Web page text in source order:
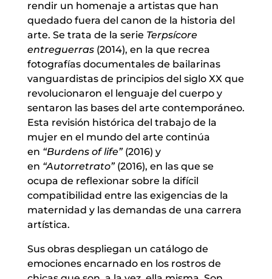
rendir un homenaje a artistas que han
quedado fuera del canon de la historia del
arte. Se trata de la serie Terpsícore
entreguerras(2014), en la que recrea
fotografías documentales de bailarinas
vanguardistas de principios del siglo XX que
revolucionaron el lenguaje del cuerpo y
sentaron las bases del arte contemporáneo.
Esta revisión histórica del trabajo de la
mujer en el mundo del arte continúa
en “Burdens of life”(2016) y
en “Autorretrato” (2016), en las que se
ocupa de reflexionar sobre la difícil
compatibilidad entre las exigencias de la
maternidad y las demandas de una carrera
artística.
Sus obras despliegan un catálogo de
emociones encarnado en los rostros de